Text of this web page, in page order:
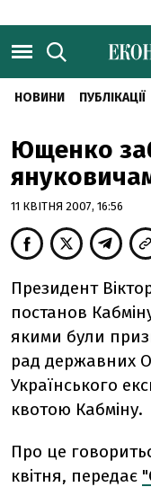
НОВИНИ ПУБЛІКАЦІЇ
Ющенко
11 КВІТНЯ 2007, 16:56
Президент
постанов
якими були
рад державних
Українського
квотою Кабміну.
Про це
квітня, передає